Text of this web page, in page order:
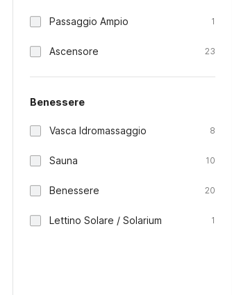
Passaggio Ampio 1
Ascensore 23
Benessere
Vasca Idromassaggio 8
Sauna 10
Benessere 20
Lettino Solare / Solarium 1